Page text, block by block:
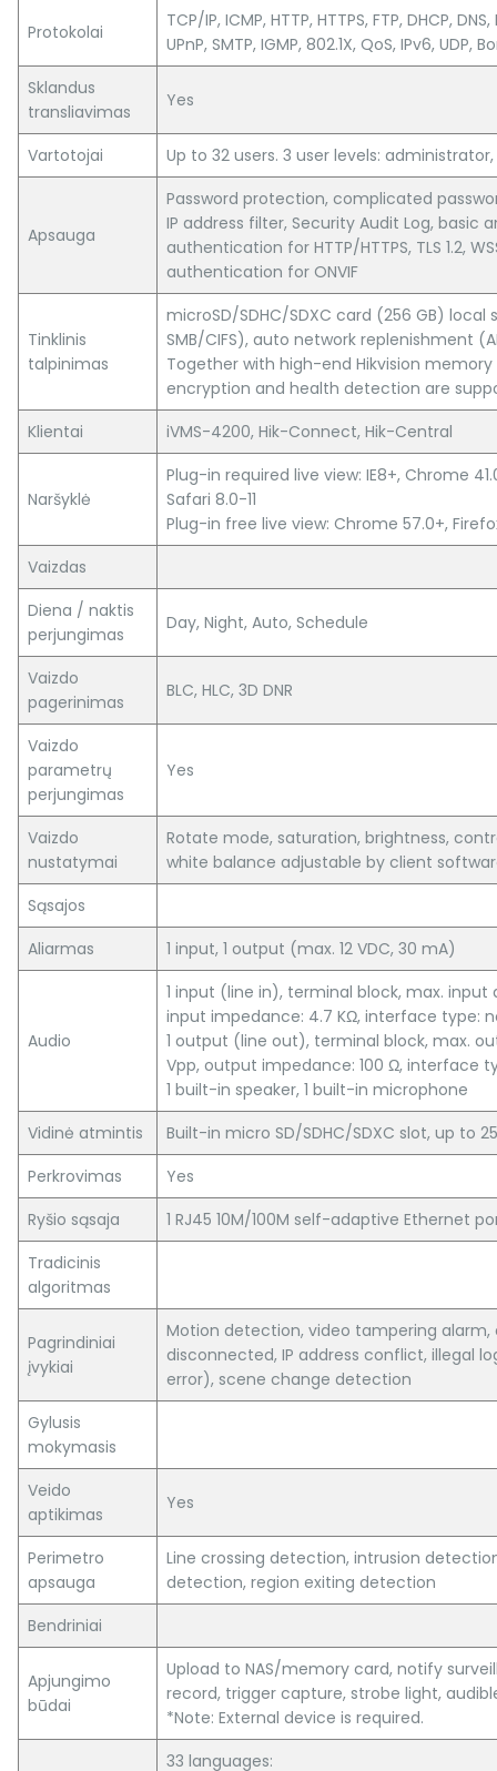
Protokolai
TCP/IP, ICMP, HTTP, HTTPS, FTP, DHCP, DNS,
UPnP, SMTP, IGMP, 802.1X, QoS, IPv6, UDP,
Sklandus
transliavimas
Yes
Vartotojai Up to 32 users. 3 user levels:
Apsauga
Password protection, complicated
IP address filter, Security Audit Log, basic
authentication for HTTP/HTTPS, TLS 1.2,
authentication for ONVIF
Tinklinis
talpinimas
microSD/SDHC/SDXC card (256 GB) local
SMB/CIFS), auto network replenishment
Together with high-end Hikvision
encryption and health detection are
Klientai
iVMS-4200, Hik-Connect, Hik-Central
Naršyklė
Plug-in required live view: IE8+, Chrome
Safari 8.0-11
Plug-in free live view: Chrome 57.0+,
Vaizdas
Diena / naktis
perjungimas
Day, Night, Auto, Schedule
Vaizdo
pagerinimas
BLC, HLC, 3D DNR
Vaizdo
parametrų
perjungimas
Yes
Vaizdo
nustatymai
Rotate mode, saturation, brightness,
white balance adjustable by client
Sąsajos
Aliarmas
1 input, 1 output (max. 12 VDC, 30 mA)
Audio
1 input (line in), terminal block, max. input
input impedance: 4.7 KΩ, interface type:
1 output (line out), terminal block, max.
Vpp, output impedance: 100 Ω, interface
1 built-in speaker, 1 built-in microphone
Vidinė atmintis
Built-in micro SD/SDHC/SDXC slot, up to
Perkrovimas
Yes
Ryšio sąsaja
1 RJ45 10M/100M self-adaptive Ethernet
Tradicinis
algoritmas
Pagrindiniai
įvykiai
Motion detection, video tampering
disconnected, IP address conflict, illegal
error), scene change detection
Gylusis
mokymasis
Veido
aptikimas
Yes
Perimetro
apsauga
Line crossing detection, intrusion
detection, region exiting detection
Bendriniai
Apjungimo
būdai
Upload to NAS/memory card, notify
record, trigger capture, strobe light,
*Note: External device is required.
33 languages: